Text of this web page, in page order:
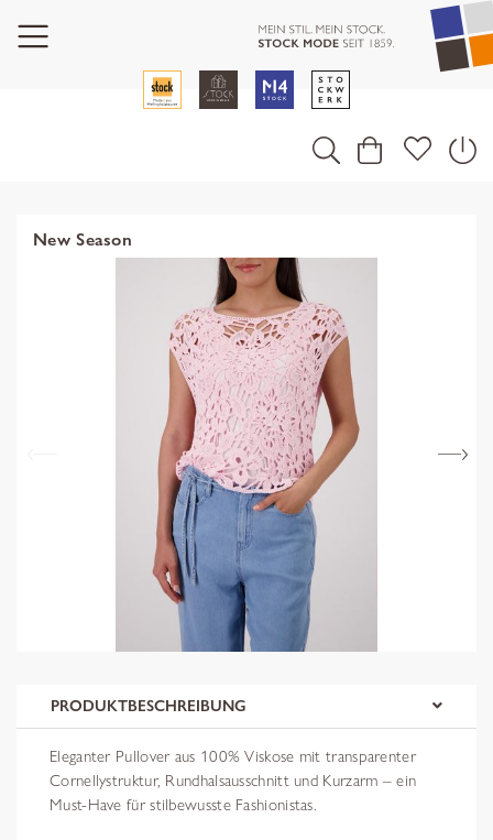
New Season
PRODUKTBESCHREIBUNG
Eleganter Pullover aus 100% Viskose mit transparenter
Cornellystruktur, Rundhalsausschnitt und Kurzarm – ein
Must-Have für stilbewusste Fashionistas.